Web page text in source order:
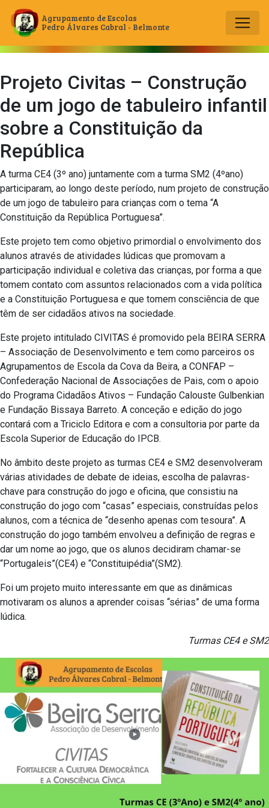
Main Navigation
Agrupamento de Escolas
Pedro Álvares Cabral - Belmonte
Projeto Civitas – Construção
de um jogo de tabuleiro infantil
sobre a Constituição da
República
A turma CE4 (3º ano) juntamente com a turma SM2 (4ºano)
participaram, ao longo deste período, num projeto de construção
de um jogo de tabuleiro para crianças com o tema “A
Constituição da República Portuguesa”.
Este projeto tem como objetivo primordial o envolvimento dos
alunos através de atividades lúdicas que promovam a
participação individual e coletiva das crianças, por forma a que
tomem contato com assuntos relacionados com a vida política
e a Constituição Portuguesa e que tomem consciência de que
têm de ser cidadãos ativos na sociedade.
Este projeto intitulado CIVITAS é promovido pela BEIRA SERRA
– Associação de Desenvolvimento e tem como parceiros os
Agrupamentos de Escola da Cova da Beira, a CONFAP –
Confederação Nacional de Associações de Pais, com o apoio
do Programa Cidadãos Ativos – Fundação Calouste Gulbenkian
e Fundação Bissaya Barreto. A conceção e edição do jogo
contará com a Triciclo Editora e com a consultoria por parte da
Escola Superior de Educação do IPCB.
No âmbito deste projeto as turmas CE4 e SM2 desenvolveram
várias atividades de debate de ideias, escolha de palavras-
chave para construção do jogo e oficina, que consistiu na
construção do jogo com “casas” especiais, construídas pelos
alunos, com a técnica de “desenho apenas com tesoura”. A
construção do jogo também envolveu a definição de regras e
dar um nome ao jogo, que os alunos decidiram chamar-se
“Portugaleis”(CE4) e “Constituipédia”(SM2).
Foi um projeto muito interessante em que as dinâmicas
motivaram os alunos a aprender coisas “sérias” de uma forma
lúdica.
Turmas CE4 e SM2